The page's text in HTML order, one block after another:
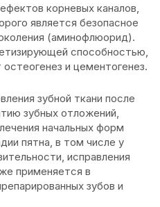
корневых каналов,
является безопасное
(аминофлюорид).
способностью,
и цементогенез.
зубной ткани после
зубных отложений,
начальных форм
пятна, в том числе у
исправления
применяется в
зубов и